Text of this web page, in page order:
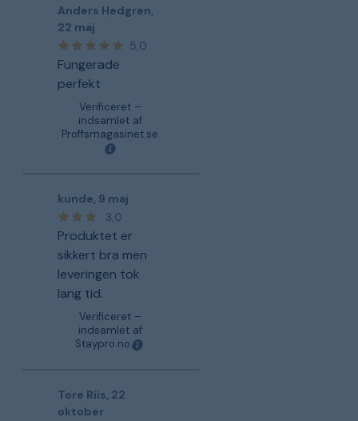
Anders Hedgren
22 maj
5,0
Fungerade
perfekt
Verificeret –
indsamlet af
Proffsmagasinet.se
kunde 9 maj
3,0
Produktet er
sikkert bra men
leveringen tok
lang tid.
Verificeret –
indsamlet af
Staypro.no
Tore Riis 22
oktober